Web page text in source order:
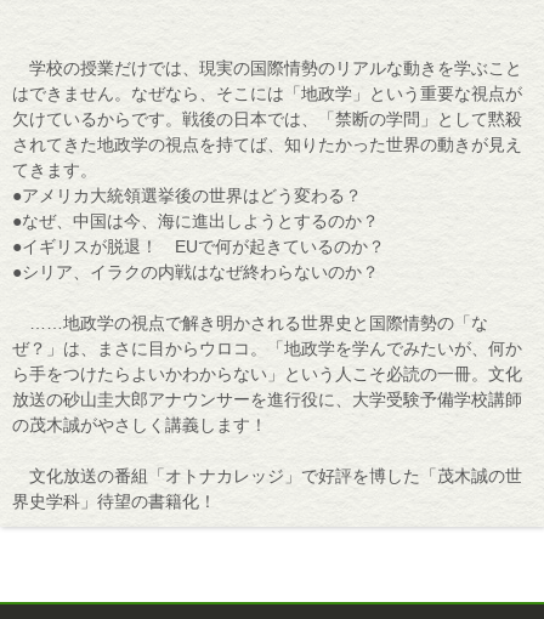
学校の授業だけでは、現実の国際情勢のリアルな動きを学ぶこと
はできません。なぜなら、そこには「地政学」という重要な視点が
欠けているからです。戦後の日本では、「禁断の学問」として黙殺
されてきた地政学の視点を持てば、知りたかった世界の動きが見え
てきます。
●アメリカ大統領選挙後の世界はどう変わる？
●なぜ、中国は今、海に進出しようとするのか？
●イギリスが脱退！ EUで何が起きているのか？
●シリア、イラクの内戦はなぜ終わらないのか？
……地政学の視点で解き明かされる世界史と国際情勢の「な
ぜ？」は、まさに目からウロコ。「地政学を学んでみたいが、何か
ら手をつけたらよいかわからない」という人こそ必読の一冊。文化
放送の砂山圭大郎アナウンサーを進行役に、大学受験予備学校講師
の茂木誠がやさしく講義します！
文化放送の番組「オトナカレッジ」で好評を博した「茂木誠の世
界史学科」待望の書籍化！